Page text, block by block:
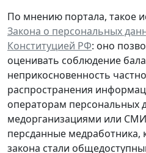
По мнению портала, такое
Закона о персональных
Конституцией РФ: оно
оценивать соблюдение
неприкосновенность
распространения
операторам персональных
медорганизациями или
персданные медработника,
закона стали